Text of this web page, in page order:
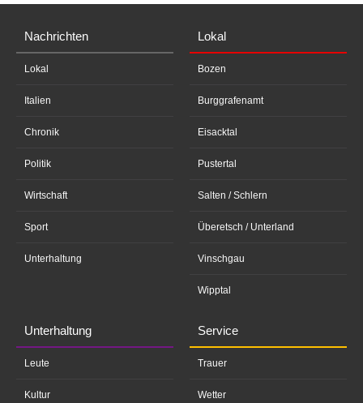
Nachrichten
Lokal
Italien
Chronik
Politik
Wirtschaft
Sport
Unterhaltung
Lokal
Bozen
Burggrafenamt
Eisacktal
Pustertal
Salten / Schlern
Überetsch / Unterland
Vinschgau
Wipptal
Unterhaltung
Leute
Kultur
Service
Trauer
Wetter